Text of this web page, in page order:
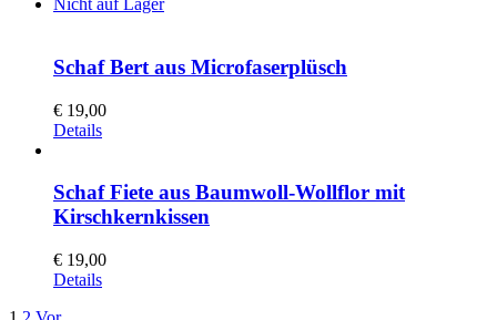
Nicht auf Lager
Schaf Bert aus Microfaserplüsch
€ 19,00
Details
Schaf Fiete aus Baumwoll-Wollflor mit
Kirschkernkissen
€ 19,00
Details